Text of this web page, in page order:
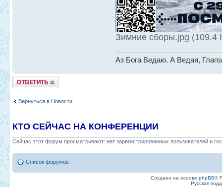
Зимние сборы.jpg (109.4
Аз Бога Ведаю. А Ведая,
Ответить
Вернуться в Новости
КТО СЕЙЧАС НА КОНФЕРЕНЦИИ
Сейчас этот форум просматривают: нет зарегистрированных пользователей и
Список форумов
Создано на основе phpBB®
Русская